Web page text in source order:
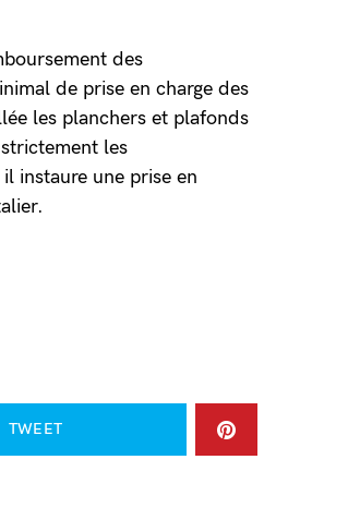
des
de prise en charge des
les planchers et plafonds
les
instaure une prise en
TWEET